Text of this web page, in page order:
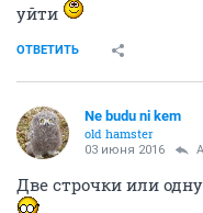
уйти
ОТВЕТИТЬ
Ne budu ni kem
old hamster
03 июня 2016
Две строчки или